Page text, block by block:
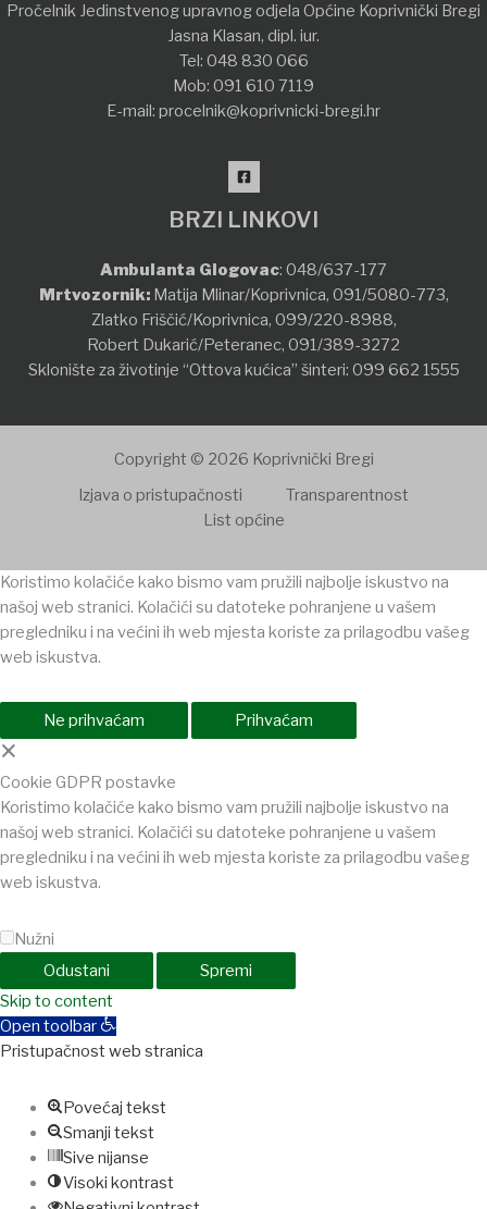
Pročelnik Jedinstvenog upravnog odjela Općine Koprivnički Bregi
Jasna Klasan, dipl. iur.
Tel: 048 830 066
Mob: 091 610 7119
E-mail: procelnik@koprivnicki-bregi.hr
BRZI LINKOVI
Ambulanta Glogovac: 048/637-177
Mrtvozornik:Matija Mlinar/Koprivnica, 091/5080-773,
Zlatko Friščić/Koprivnica, 099/220-8988,
Robert Dukarić/Peteranec, 091/389-3272
Sklonište za životinje “Ottova kućica” šinteri: 099 662 1555
Copyright © 2026 Koprivnički Bregi
Izjava o pristupačnosti
Transparentnost
List općine
Koristimo kolačiće kako bismo vam pružili najbolje iskustvo na
našoj web stranici. Kolačići su datoteke pohranjene u vašem
pregledniku i na većini ih web mjesta koriste za prilagodbu vašeg
web iskustva.
Ne prihvaćam Prihvaćam
×
Cookie GDPR postavke
Koristimo kolačiće kako bismo vam pružili najbolje iskustvo na
našoj web stranici. Kolačići su datoteke pohranjene u vašem
pregledniku i na većini ih web mjesta koriste za prilagodbu vašeg
web iskustva.
Nužni
Odustani
Spremi
jojobetholiganbet
Skip to content
Open toolbar
Pristupačnost web stranica
Povećaj tekst
Smanji tekst
Sive nijanse
Visoki kontrast